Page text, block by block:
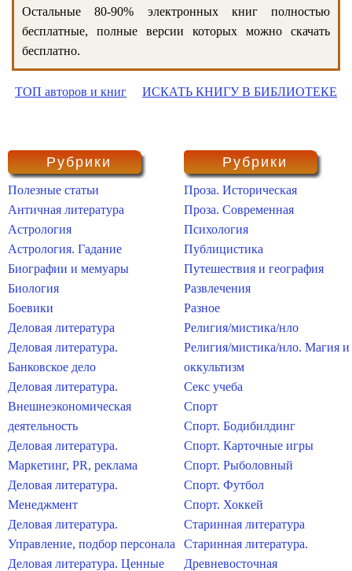
Остальные 80-90% электронных книг полностью
бесплатные, полные версии которых можно скачать
бесплатно.
ТОП авторов и книг ИСКАТЬ КНИГУ В БИБЛИОТЕКЕ
Рубрики
Полезные статьи
Античная литература
Астрология
Астрология. Гадание
Биографии и мемуары
Биология
Боевики
Деловая литература
Деловая литература.
Банковское дело
Деловая литература.
Внешнеэкономическая
деятельность
Деловая литература.
Маркетинг, PR, реклама
Деловая литература.
Менеджмент
Деловая литература.
Управление, подбор персонала
Деловая литература. Ценные
Рубрики
Проза. Историческая
Проза. Современная
Психология
Публицистика
Путешествия и география
Развлечения
Разное
Религия/мистика/нло
Религия/мистика/нло. Магия и
оккультизм
Секс учеба
Спорт
Спорт. Бодибилдинг
Спорт. Карточные игры
Спорт. Рыболовный
Спорт. Футбол
Спорт. Хоккей
Старинная литература
Старинная литература.
Древневосточная